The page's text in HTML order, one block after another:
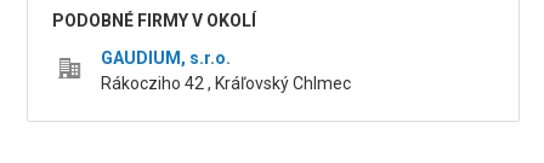
PODOBNÉ FIRMY V OKOLÍ
GAUDIUM, s.r.o.
Rákocziho 42 , Kráľovský Chlmec